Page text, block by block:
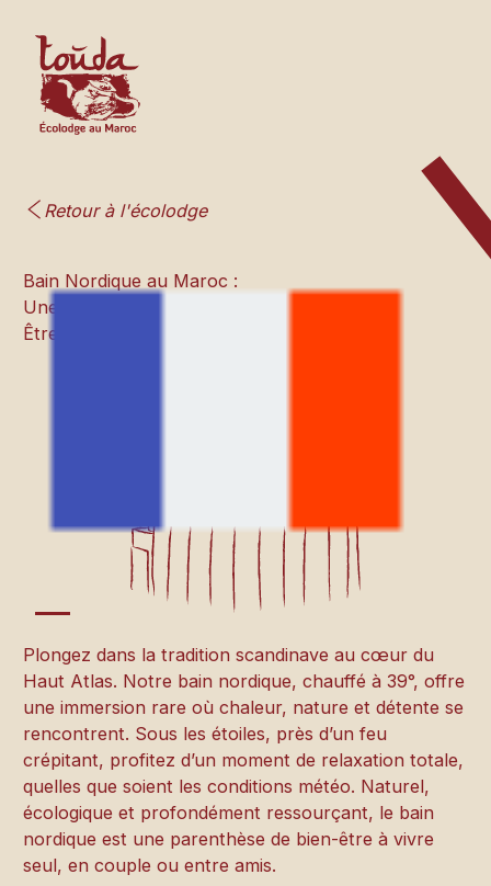
Retour à l'écolodge
Bain Nordique au Maroc :
Une Expérience de Bien-
Être Unique
Plongez dans la tradition scandinave au cœur du
Haut Atlas. Notre bain nordique, chauffé à 39°, offre
une immersion rare où chaleur, nature et détente se
rencontrent. Sous les étoiles, près d’un feu
crépitant, profitez d’un moment de relaxation totale,
quelles que soient les conditions météo. Naturel,
écologique et profondément ressourçant, le bain
nordique est une parenthèse de bien-être à vivre
seul, en couple ou entre amis.